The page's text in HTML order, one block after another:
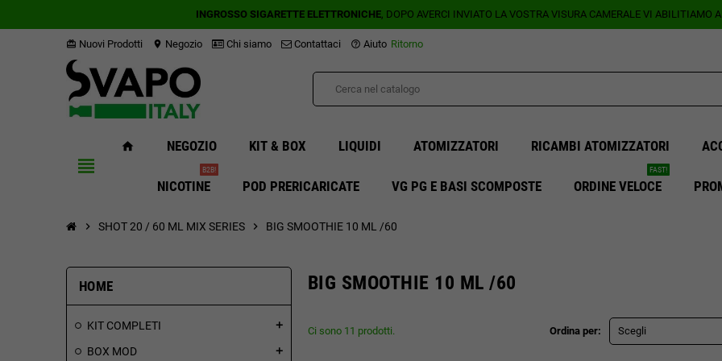
INGROSSO SIGARETTE ELETTRONICHE, DOPO AVERCI INVIATO LA VOSTRA VISURA CAMERALE VI ABILITIAMO
card_giftcard Nuovi Prodotti location_on Negozio Chi siamo Contattaci help_outline Aiuto Ritorno
view_headline
home NEGOZIO KIT & BOX LIQUIDI ATOMIZZATORI RICAMBI ATOMIZZATORI
NICOTINE
B2B!
POD PRERICARICATE VG PG E BASI SCOMPOSTE ORDINE VELOCE
FAST!
chevron_right SHOT 20 / 60 ML MIX SERIES chevron_right BIG SMOOTHIE 10 ML /60
HOME
KIT COMPLETI add
BOX MOD add
BIG SMOOTHIE 10 ML /60
Ordina per: Scegli
Ci sono 11 prodotti.